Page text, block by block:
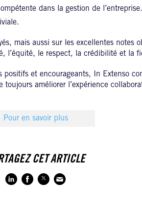
dans la gestion de l’entreprise.
mais aussi sur les excellentes notes
l’équité, le respect, la crédibilité et la
positifs et encourageants, In Extenso
améliorer l’expérience
Pour en savoir plus
CET ARTICLE